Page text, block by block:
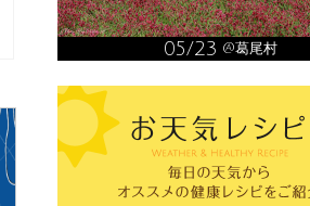
05/23 @葛尾村